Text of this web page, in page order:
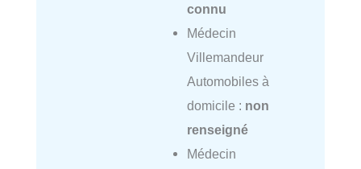
connu
Médecin
Villemandeur
Automobiles à
domicile : non
renseigné
Médecin